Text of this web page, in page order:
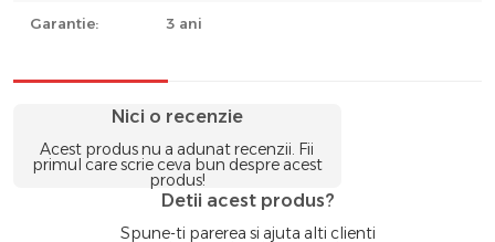
Garantie: 3 ani
Nici o recenzie
Acest produs nu a adunat recenzii. Fii
primul care scrie ceva bun despre acest
produs!
Detii acest produs?
Spune-ti parerea si ajuta alti clienti